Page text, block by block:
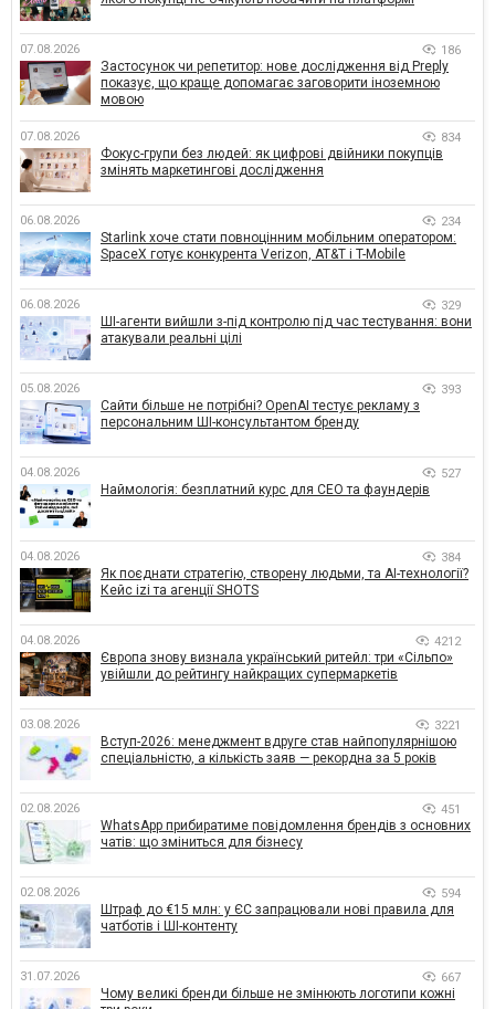
07.08.2026 186
Застосунок чи репетитор: нове дослідження від Preply
показує, що краще допомагає заговорити іноземною
мовою
07.08.2026 834
Фокус-групи без людей: як цифрові двійники покупців
змінять маркетингові дослідження
06.08.2026 234
Starlink хоче стати повноцінним мобільним оператором:
SpaceX готує конкурента Verizon, AT&T і T-Mobile
06.08.2026 329
ШІ-агенти вийшли з-під контролю під час тестування: вони
атакували реальні цілі
05.08.2026 393
Сайти більше не потрібні? OpenAI тестує рекламу з
персональним ШІ-консультантом бренду
04.08.2026 527
Наймологія: безплатний курс для CEO та фаундерів
04.08.2026 384
Як поєднати стратегію, створену людьми, та AI-технології?
Кейс izi та агенції SHOTS
04.08.2026 4212
Європа знову визнала український ритейл: три «Сільпо»
увійшли до рейтингу найкращих супермаркетів
03.08.2026 3221
Вступ-2026: менеджмент вдруге став найпопулярнішою
спеціальністю, а кількість заяв — рекордна за 5 років
02.08.2026 451
WhatsApp прибиратиме повідомлення брендів з основних
чатів: що зміниться для бізнесу
02.08.2026 594
Штраф до €15 млн: у ЄС запрацювали нові правила для
чатботів і ШІ-контенту
31.07.2026 667
Чому великі бренди більше не змінюють логотипи кожні